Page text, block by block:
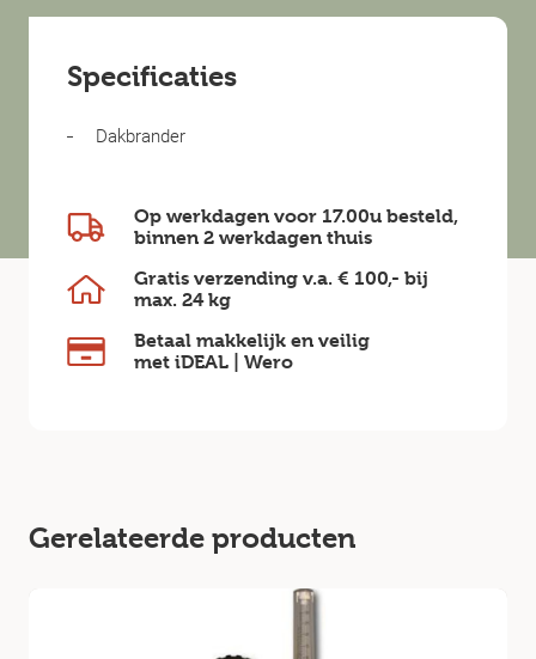
Specificaties
Dakbrander
Op werkdagen voor 17.00u besteld,
binnen 2 werkdagen thuis
Gratis verzending v.a. € 100,- bij
max. 24 kg
Betaal makkelijk en veilig
met iDEAL | Wero
Gerelateerde producten